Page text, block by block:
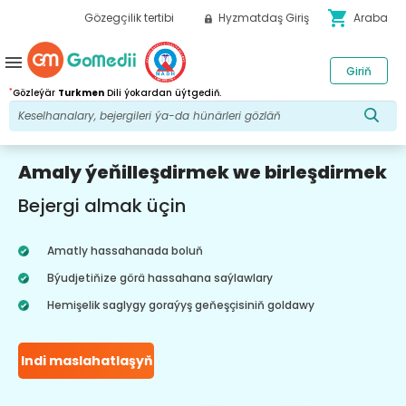
Gözegçilik tertibi Hyzmatdaş Giriş shopping_cart Araba
*Gözleýär Turkmen Dili ýokardan üýtgediň.
Giriň
menu
Amaly ýeňilleşdirmek we birleşdirmek
Bejergi almak üçin
Amatly hassahanada boluň
Býudjetiňize görä hassahana saýlawlary
Hemişelik saglygy goraýyş geňeşçisiniň goldawy
Indi maslahatlaşyň